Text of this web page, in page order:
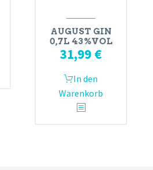
AUGUST GIN
0,7L 43%VOL
31,99 €
In den
Warenkorb